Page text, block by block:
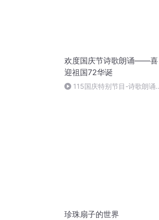
欢度国庆节诗歌朗诵——喜
迎祖国72华诞
115国庆特别节目-诗歌朗诵-
珍珠扇子的世界